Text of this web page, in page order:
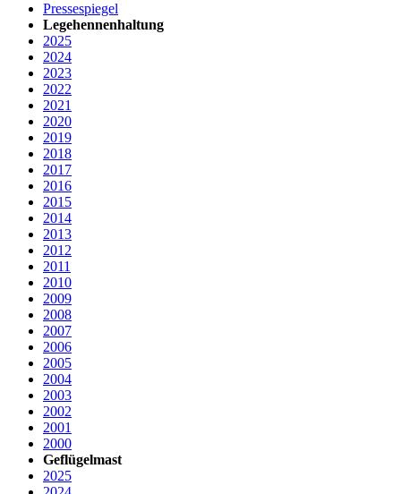
Pressespiegel
Legehennenhaltung
2025
2024
2023
2022
2021
2020
2019
2018
2017
2016
2015
2014
2013
2012
2011
2010
2009
2008
2007
2006
2005
2004
2003
2002
2001
2000
Geflügelmast
2025